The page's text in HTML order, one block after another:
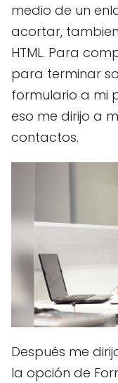
medio de un
acortar,
HTML. Para
para terminar
formulario a mi
eso me dirijo a
contactos.
Después me
la opción de